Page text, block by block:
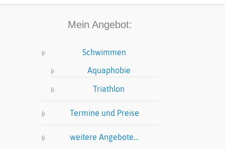
Mein Angebot:
Schwimmen
Aquaphobie
Triathlon
Termine und Preise
weitere Angebote…